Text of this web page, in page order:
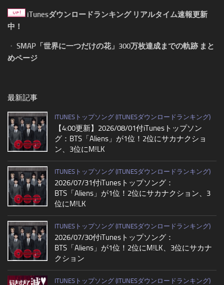
iTunesダウンロードランキング リアルタイム速報更新
中！
・ SMAP「世界に一つだけの花」300万枚達成までの軌跡 まと
めページ
最新記事
ITUNESトップソング (ITUNESダウンロードランキング)
【4:00更新】2026/08/01付iTunesトップソン
グ：BTS「Aliens」が1位！2位にサカナクショ
ン、3位にM!LK
ITUNESトップソング (ITUNESダウンロードランキング)
2026/07/31付iTunesトップソング：
BTS「Aliens」が1位！2位にサカナクション、3
位にM!LK
ITUNESトップソング (ITUNESダウンロードランキング)
2026/07/30付iTunesトップソング：
BTS「Aliens」が1位！2位にM!LK、3位にサカナ
クション
ITUNESトップソング (ITUNESダウンロードランキング)